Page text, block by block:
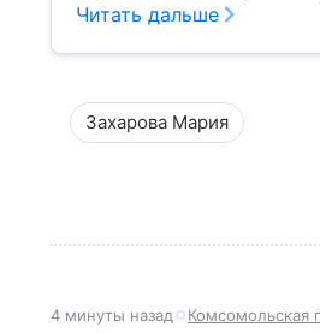
Читать дальше
Захарова Мария
4 минуты назад Комсомольская